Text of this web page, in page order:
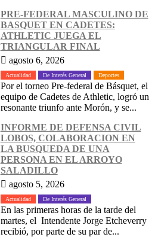
PRE-FEDERAL MASCULINO DE
BASQUET EN CADETES:
ATHLETIC JUEGA EL
TRIANGULAR FINAL
agosto 6, 2026
Actualidad De Interés General Deportes
Por el torneo Pre-federal de Básquet, el
equipo de Cadetes de Athletic, logró un
resonante triunfo ante Morón, y se...
INFORME DE DEFENSA CIVIL
LOBOS, COLABORACION EN
LA BUSQUEDA DE UNA
PERSONA EN EL ARROYO
SALADILLO
agosto 5, 2026
Actualidad De Interés General
En las primeras horas de la tarde del
martes, el Intendente Jorge Etcheverry
recibió, por parte de su par de...